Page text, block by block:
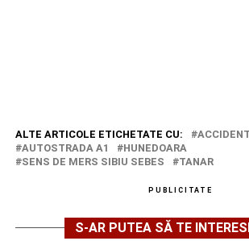
ALTE ARTICOLE ETICHETATE CU:
AUTOSTRADA A1
HUNEDOARA
SENS DE MERS SIBIU SEBES
TANAR
PUBLICITATE
S-AR PUTEA SĂ TE